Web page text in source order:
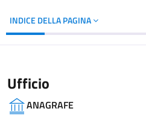
INDICE DELLA PAGINA
Ufficio
ANAGRAFE